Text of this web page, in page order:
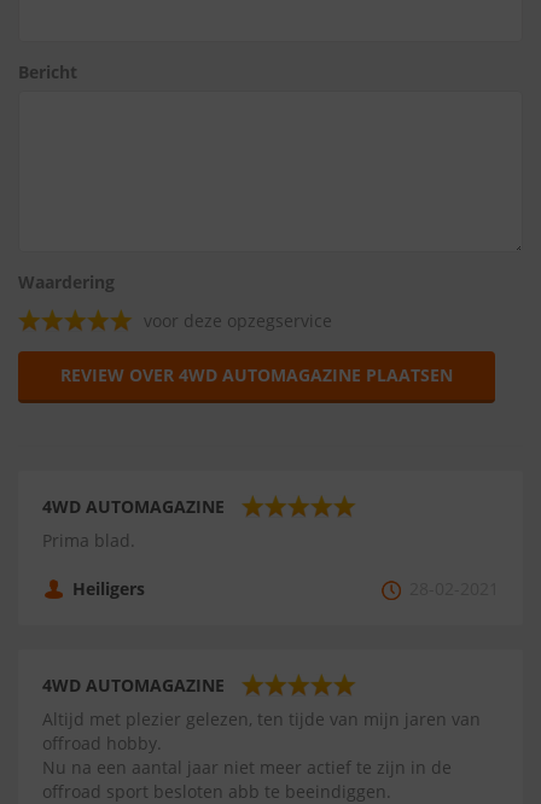
Bericht
Waardering
voor deze opzegservice
REVIEW OVER 4WD AUTOMAGAZINE PLAATSEN
4WD AUTOMAGAZINE
Prima blad.
Heiligers
4WD AUTOMAGAZINE
Altijd met plezier gelezen, ten tijde van mijn jaren van
offroad hobby.
Nu na een aantal jaar niet meer actief te zijn in de
offroad sport besloten abb te beeindiggen.